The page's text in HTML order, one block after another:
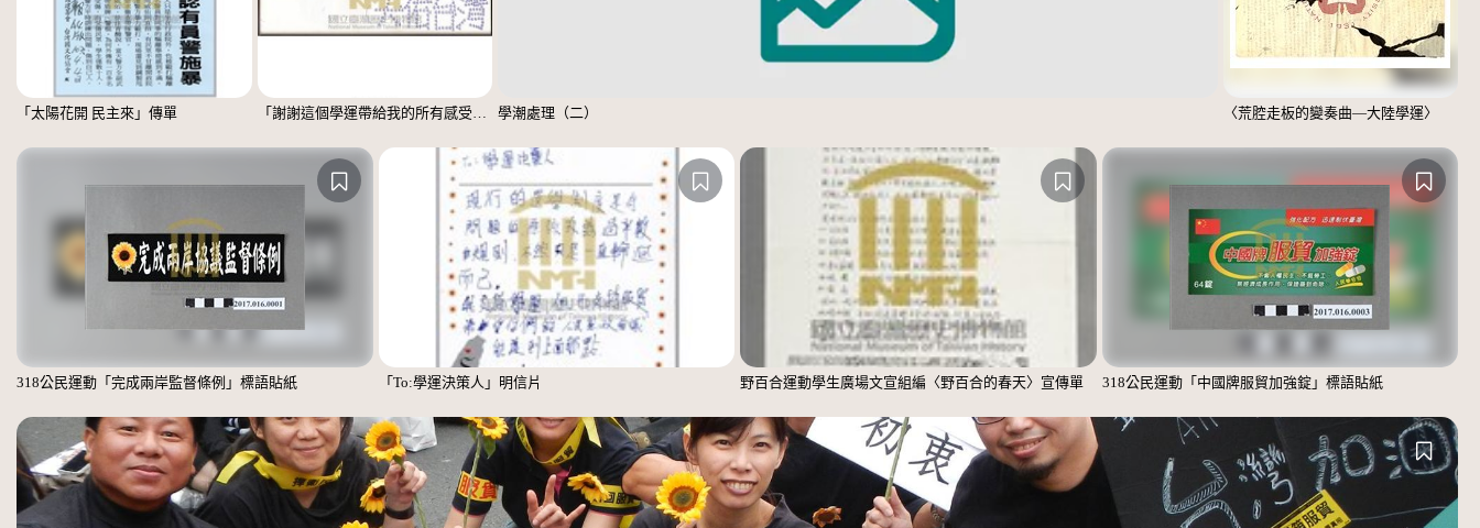
「太陽花開 民主來」傳單 「謝謝這個學運帶給我的所有感受」文件 = 學潮處理（二） 〈荒腔走板的變奏曲—大陸學運〉
318公民運動「完成兩岸監督條例」標語貼紙 「To:學運決策人」明信片 野百合運動學生廣場文宣組編〈野百合的春天〉宣傳單 318公民運動「中國牌服貿加強錠」標語貼紙